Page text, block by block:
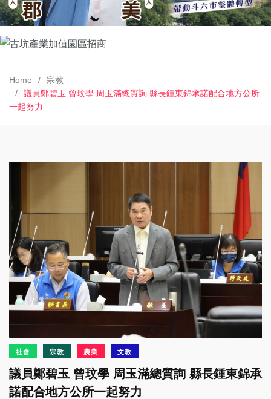
Home
宗教
議員鄭碧玉 曾玟學 周玉滿總質詢 縣長鍾東錦承諾配合地方公所
一起努力
社會 宗教 農業 文教
議員鄭碧玉 曾玟學 周玉滿總質詢 縣長鍾東錦承
諾配合地方公所一起努力